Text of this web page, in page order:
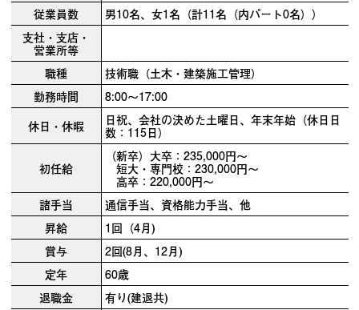
従業員数
男10名、女1名（計11名（内パート0名））
支社・支店・
営業所等
職種
技術職（土木・建築施工管理）
勤務時間
8:00～17:00
休日・休暇
日祝、会社の決めた土曜日、年末年始（休日日
数：115日）
初任給
（新卒）大卒：235,000円～
短大・専門校：230,000円～
高卒：220,000円～
諸手当
通信手当、資格能力手当、他
昇給
1回（4月)
賞与
2回(8月、12月)
定年
60歳
退職金
有り(建退共)